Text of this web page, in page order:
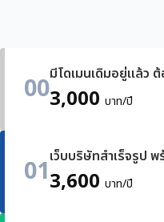
00มีโดเมนเดิมอยู่แล้ว
3,000 บาท/ปี
01เว็บบริษัทสำเร็จรูป
3,600 บาท/ปี